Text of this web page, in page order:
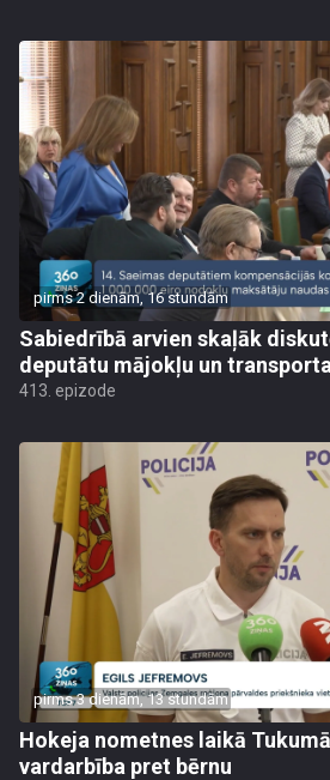
pirms 2 dienām, 16 stundām
Sabiedrībā arvien skaļāk
deputātu mājokļu un
413. epizode
pirms 3 dienām, 13 stundām
Hokeja nometnes laikā
vardarbība pret bērnu